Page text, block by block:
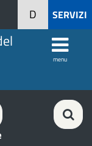
SERVIZI
D
menu